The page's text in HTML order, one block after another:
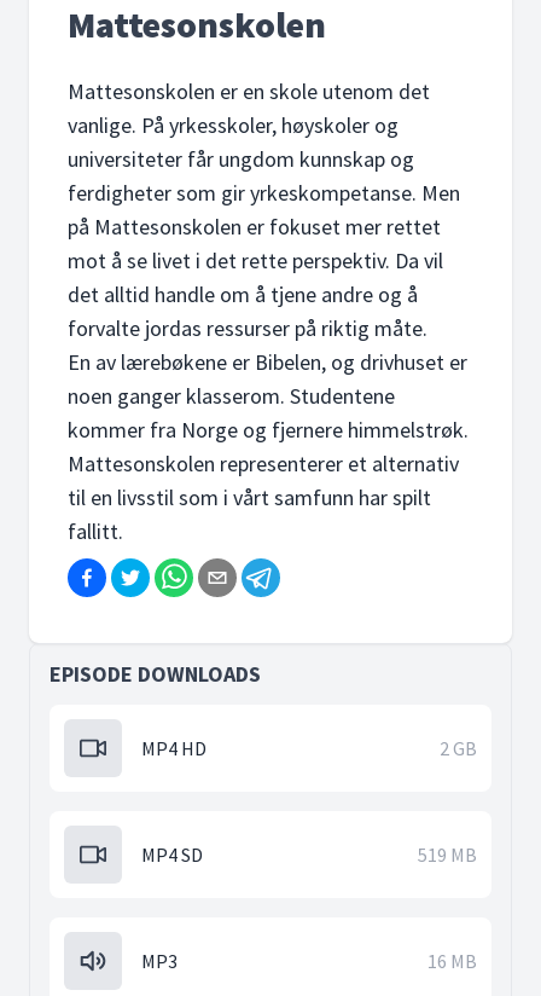
Mattesonskolen
Mattesonskolen er en skole utenom det
vanlige. På yrkesskoler, høyskoler og
universiteter får ungdom kunnskap og
ferdigheter som gir yrkeskompetanse. Men
på Mattesonskolen er fokuset mer rettet
mot å se livet i det rette perspektiv. Da vil
det alltid handle om å tjene andre og å
forvalte jordas ressurser på riktig måte.
En av lærebøkene er Bibelen, og drivhuset er
noen ganger klasserom. Studentene
kommer fra Norge og fjernere himmelstrøk.
Mattesonskolen representerer et alternativ
til en livsstil som i vårt samfunn har spilt
fallitt.
EPISODE DOWNLOADS
MP4 HD 2 GB
MP4 SD 519 MB
MP3 16 MB